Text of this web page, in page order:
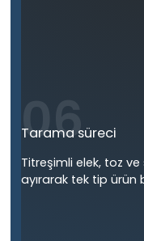
06
Tarama süreci
Titreşimli elek, toz
ayırarak tek tip ürün